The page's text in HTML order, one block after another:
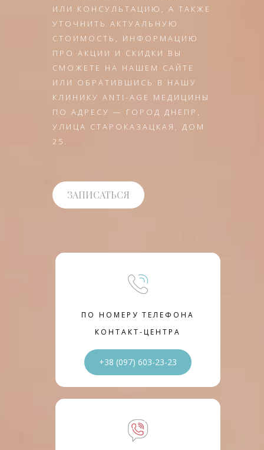
ИЛИ КОНСУЛЬТАЦИЮ, А ТАКЖЕ
УТОЧНИТЬ АКТУАЛЬНУЮ
СТОИМОСТЬ, ИНФОРМАЦИЮ
ПРО АКЦИИ И СКИДКИ ВЫ
СМОЖЕТЕ НА НАШЕМ САЙТЕ
ИЛИ ОБРАТИВШИСЬ В НАШУ
КЛИНИКУ ANTI-AGE МЕДИЦИНЫ
ПО АДРЕСУ — ГОРОД ДНЕПР,
УЛИЦА СТАРОКАЗАЦКАЯ, ДОМ
25.
ЗАПИСАТЬСЯ
ПО НОМЕРУ ТЕЛЕФОНА
КОНТАКТ-ЦЕНТРА
+38 (097) 603-23-23